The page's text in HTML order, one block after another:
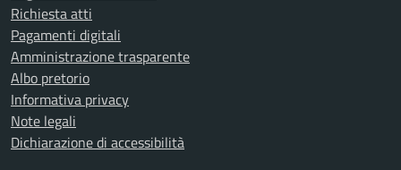
Richiesta atti
Pagamenti digitali
Amministrazione trasparente
Albo pretorio
Informativa privacy
Note legali
Dichiarazione di accessibilità